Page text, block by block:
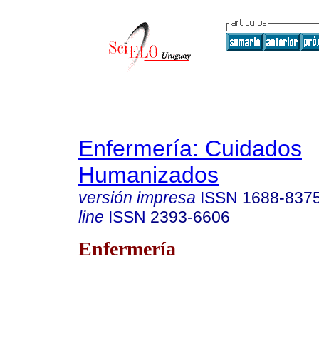
Enfermería: Cuidados
Humanizados
versión impresa ISSN 1688-
line ISSN 2393-6606
Enfermería